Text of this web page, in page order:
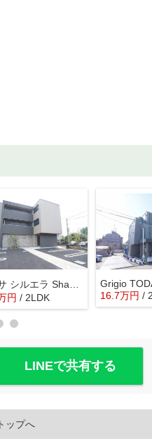
円 / 2LDK
Grigio
16.7万円 /
LINEで共有する
ップへ